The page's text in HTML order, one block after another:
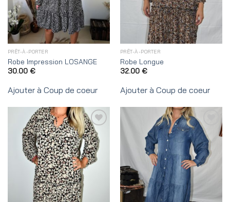
PRÊT-À-PORTER
Robe Impression LOSANGE
30.00 €
Ajouter à Coup de coeur
PRÊT-À-PORTER
Robe Longue
32.00 €
Ajouter à Coup de coeur
Ajouter
à
Coup
de
coeur
Ajouter
à
Coup
de
coeur